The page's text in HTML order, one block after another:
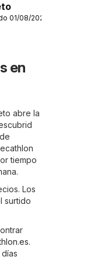
01/08/2026
en
abre la
tiempo
Los
surtido
.